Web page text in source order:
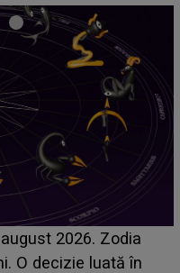
ASCUNS până
din Casa Iubirii